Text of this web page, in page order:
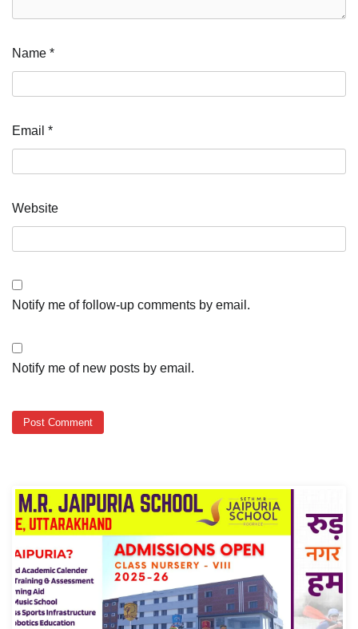
Name *
Email *
Website
Notify me of follow-up comments by email.
Notify me of new posts by email.